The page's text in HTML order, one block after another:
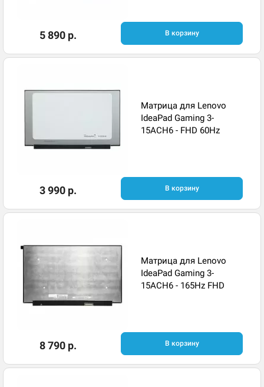
5 890 р. В корзину
Матрица для Lenovo
IdeaPad Gaming 3-
15ACH6 - FHD 60Hz
3 990 р. В корзину
Матрица для Lenovo
IdeaPad Gaming 3-
15ACH6 - 165Hz FHD
8 790 р. В корзину